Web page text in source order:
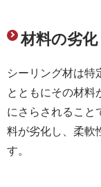
材料の劣化
シーリング材は特
とともにその材料
にさらされること
料が劣化し、柔軟
す。